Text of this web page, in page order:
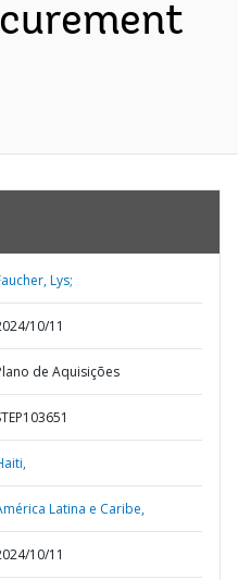
Lys;
10/11
de Aquisições
Latina e Caribe,
10/11